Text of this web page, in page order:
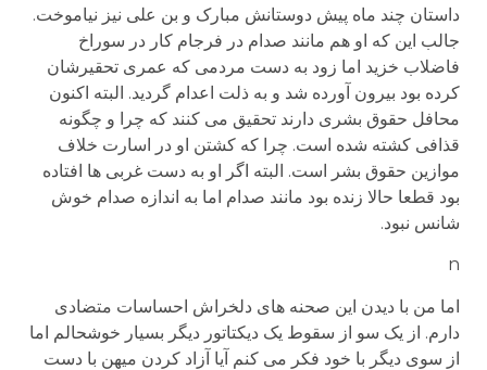
داستان چند ماه پیش دوستانش مبارک و بن علی نیز نیاموخت.
جالب این که او هم مانند صدام در فرجام کار در سوراخ
فاضلاب خزید اما زود به دست مردمی که عمری تحقیرشان
کرده بود بیرون آورده شد و به ذلت اعدام گردید. البته اکنون
محافل حقوق بشری دارند تحقیق می کنند که چرا و چگونه
قذافی کشته شده است. چرا که کشتن او در اسارت خلاف
موازین حقوق بشر است. البته اگر او به دست غربی ها افتاده
بود قطعا حالا زنده بود مانند صدام اما به اندازه صدام خوش
شانس نبود.
n
اما من با دیدن این صحنه های دلخراش احساسات متضادی
دارم. از یک سو از سقوط یک دیکتاتور دیگر بسیار خوشحالم اما
از سوی دیگر با خود فکر می کنم آیا آزاد کردن میهن با دست